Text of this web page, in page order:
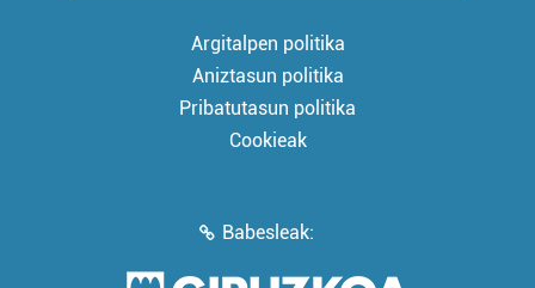
Argitalpen politika
Aniztasun politika
Pribatutasun politika
Cookieak
Babesleak: